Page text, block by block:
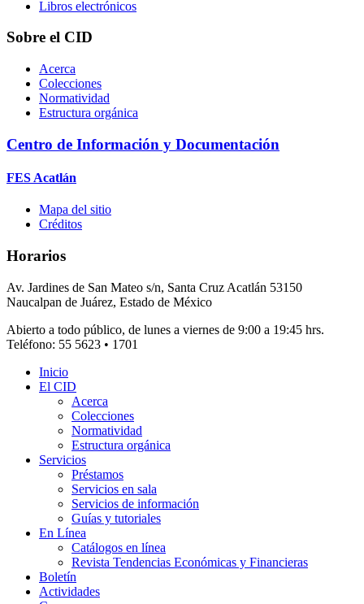
Libros electrónicos
Sobre el CID
Acerca
Colecciones
Normatividad
Estructura orgánica
Centro de Información y Documentación
FES Acatlán
Mapa del sitio
Créditos
Horarios
Av. Jardines de San Mateo s/n, Santa Cruz Acatlán 53150
Naucalpan de Juárez, Estado de México
Abierto a todo público, de lunes a viernes de 9:00 a 19:45 hrs.
Teléfono: 55 5623 • 1701
Inicio
El CID
Acerca
Colecciones
Normatividad
Estructura orgánica
Servicios
Préstamos
Servicios en sala
Servicios de información
Guías y tutoriales
En Línea
Catálogos en línea
Revista Tendencias Económicas y Financieras
Boletín
Actividades